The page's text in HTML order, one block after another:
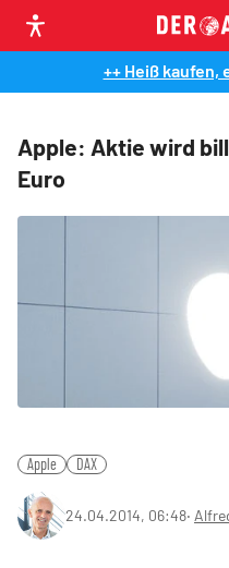
++ Heiß kaufen,
Apple: Aktie wird
Euro
Apple DAX
24.04.2014, 06:48‧